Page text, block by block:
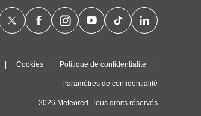
Cookies Politique de confidentialité
Paramètres de confidentialité
2026 Meteored. Tous droits réservés